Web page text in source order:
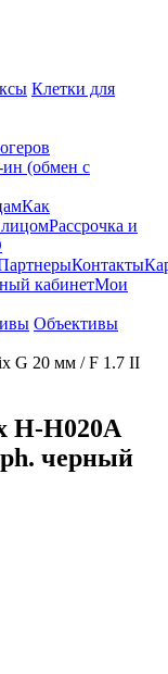
Клетки для
(обмен с
Как
Рассрочка и
Контакты
кабинетМои
Объективы
G 20 мм / F 1.7 II
H-H020A
черный